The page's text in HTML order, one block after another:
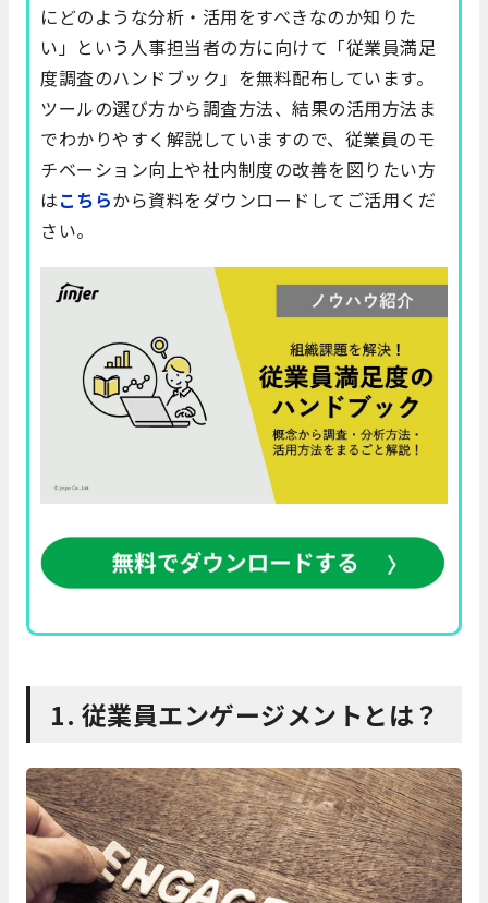
にどのような分析・活用をすべきなのか知りた
い」という人事担当者の方に向けて「従業員満足
度調査のハンドブック」を無料配布しています。
ツールの選び方から調査方法、結果の活用方法ま
でわかりやすく解説していますので、従業員のモ
チベーション向上や社内制度の改善を図りたい方
はこちらから資料をダウンロードしてご活用くだ
さい。
1. 従業員エンゲージメントとは？